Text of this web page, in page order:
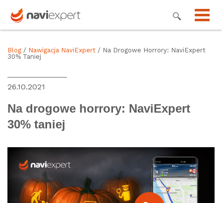
Blog / Nawigacja NaviExpert / Na Drogowe Horrory: NaviExpert
30% Taniej
26.10.2021
Na drogowe horrory: NaviExpert
30% taniej